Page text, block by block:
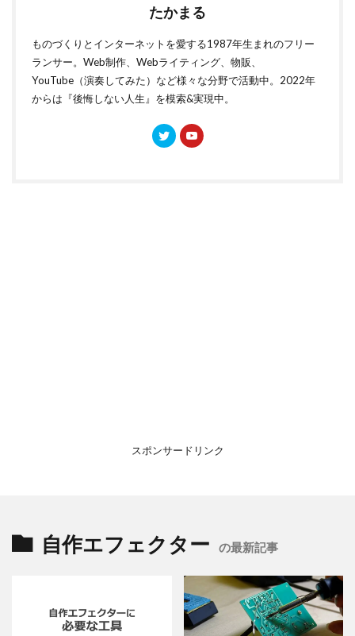
たかまる
ものづくりとインターネットを愛する1987年生まれのフリー
ランサー。Web制作、Webライティング、物販、
YouTube（演奏してみた）など様々な分野で活動中。2022年
からは『後悔しない人生』を模索&実現中。
スポンサードリンク
自作エフェクター の最新記事